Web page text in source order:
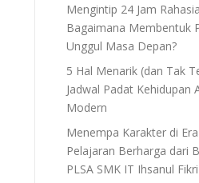
Mengintip 24 Jam
Bagaimana Membentuk
Unggul Masa Depan?
5 Hal Menarik (dan Tak
Jadwal Padat Kehidupan
Modern
Menempa Karakter di
Pelajaran Berharga dari
PLSA SMK IT Ihsanul